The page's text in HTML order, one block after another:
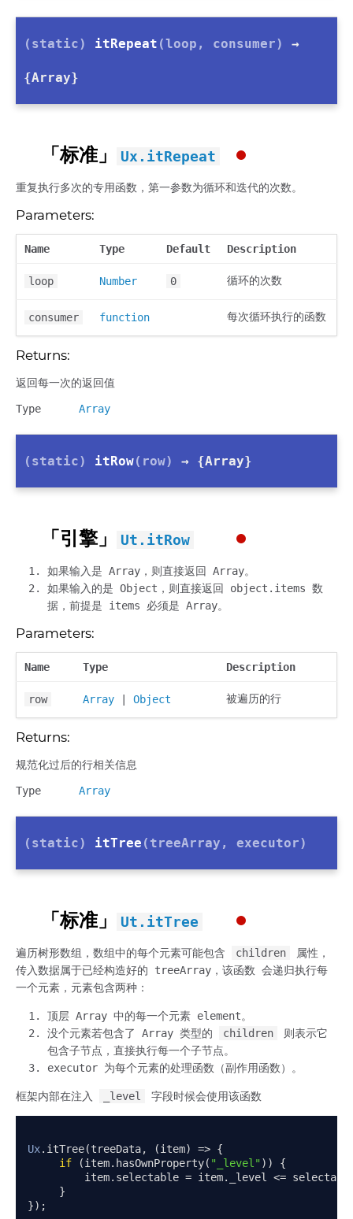
(static) itRepeat (loop, consumer) →
{Array}
「标准」 Ux.itRepeat
重复执行多次的专用函数，第一参数为循环和迭代的次数。
Parameters:
Name Type Default Description
loop Number 0 循环的次数
consumer function 每次循环执行的函数
Returns:
返回每一次的返回值
Type Array
(static) itRow(row) → {Array}
「引擎」 Ut.itRow
如果输入是 Array，则直接返回 Array。
如果输入的是 Object，则直接返回 object.items 数
据，前提是 items 必须是 Array。
Parameters:
Name Type Description
row Array Object 被遍历的行
Returns:
规范化过后的行相关信息
Type Array
(static) itTree (treeArray, executor)
「标准」 Ut.itTree
遍历树形数组，数组中的每个元素可能包含 children
属性，
传入数据属于已经构造好的 treeArray，该函数 会递归执行每
一个元素，元素包含两种：
顶层 Array 中的每一个元素 element。
没个元素若包含了 Array 类型的
children
则表示它
包含子节点，直接执行每一个子节点。
executor 为每个元素的处理函数（副作用函数）。
框架内部在注入 _level 字段时候会使用该函数
Ux. itTree(treeData, (item) => {
if
(item. hasOwnProperty( "_level" ))
{
         item
. selectable = item. _level <=
}
});